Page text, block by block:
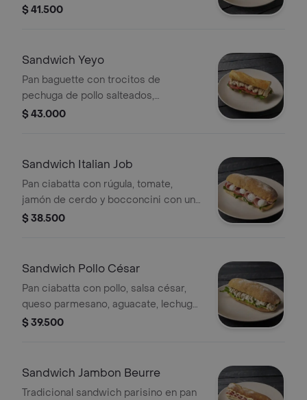
rúgula y tomate
$ 41.500
Sandwich Yeyo
Pan baguette con trocitos de
pechuga de pollo salteados,
mayonesa, tomate y rúgula.
$ 43.000
Sandwich Italian Job
Pan ciabatta con rúgula, tomate,
jamón de cerdo y bocconcini con un
toque de aceite de oliva, sal y
$ 38.500
Sandwich Pollo César
Pan ciabatta con pollo, salsa césar,
queso parmesano, aguacate, lechuga
romana, un toque de ajo y perejil.
$ 39.500
Sandwich Jambon Beurre
Tradicional sandwich parisino en pan